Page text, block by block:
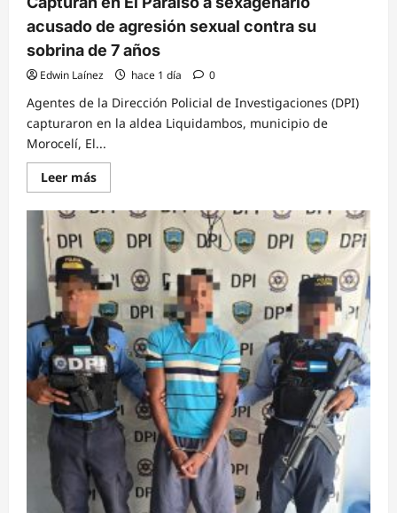
acusado de agresión sexual contra su
sobrina de 7 años
Edwin Laínez hace 1 día 0
Agentes de la Dirección Policial de Investigaciones (DPI)
capturaron en la aldea Liquidambos, municipio de
Morocelí, El...
Leer másRead
more
Capturan
en
El
Paraíso
sexagenario
acusado
de
agresión
sexual
contra
su
sobrina
de
7
años